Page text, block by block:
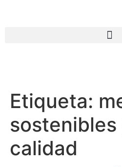
Etiqueta:
sostenibles
calidad